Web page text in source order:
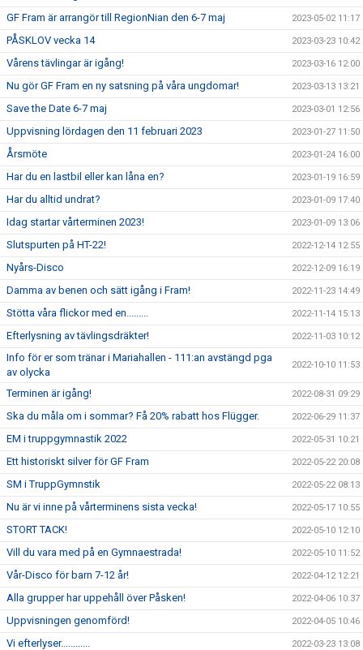
GF Fram är arrangör till RegionNian den 6-7 maj 2023-05-02 11:17
PÅSKLOV vecka 14 2023-03-23 10:42
Vårens tävlingar är igång! 2023-03-16 12:00
Nu gör GF Fram en ny satsning på våra ungdomar! 2023-03-13 13:21
Save the Date 6-7 maj 2023-03-01 12:56
Uppvisning lördagen den 11 februari 2023 2023-01-27 11:50
Årsmöte 2023-01-24 16:00
Har du en lastbil eller kan låna en? 2023-01-19 16:59
Har du alltid undrat? 2023-01-09 17:40
Idag startar vårterminen 2023! 2023-01-09 13:06
Slutspurten på HT-22! 2022-12-14 12:55
Nyårs-Disco 2022-12-09 16:19
Damma av benen och sätt igång i Fram! 2022-11-23 14:49
Stötta våra flickor med en......... 2022-11-14 15:13
Efterlysning av tävlingsdräkter! 2022-11-03 10:12
Info för er som tränar i Mariahallen - 111:an avstängd pga
av olycka
2022-10-10 11:53
Terminen är igång! 2022-08-31 09:29
Ska du måla om i sommar? Få 20% rabatt hos Flügger. 2022-06-29 11:37
EM i truppgymnastik 2022 2022-05-31 10:21
Ett historiskt silver för GF Fram 2022-05-22 20:08
SM i TruppGymnstik 2022-05-22 08:13
Nu är vi inne på vårterminens sista vecka! 2022-05-17 10:55
STORT TACK! 2022-05-10 12:10
Vill du vara med på en Gymnaestrada! 2022-05-10 11:52
Vår-Disco för barn 7-12 år! 2022-04-12 12:21
Alla grupper har uppehåll över Påsken! 2022-04-06 10:37
Uppvisningen genomförd! 2022-04-05 10:46
Vi efterlyser............ 2022-03-23 13:08